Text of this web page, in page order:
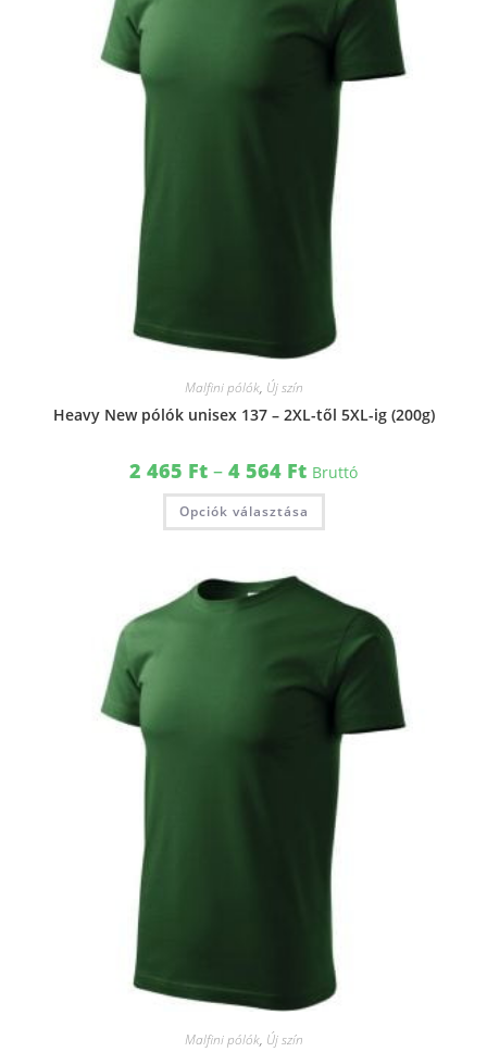
Malfini pólók, Új szín
Heavy New pólók unisex 137 – 2XL-től 5XL-ig (200g)
2 465 Ft – 4 564 Ft Bruttó
Opciók választása
Malfini pólók, Új szín